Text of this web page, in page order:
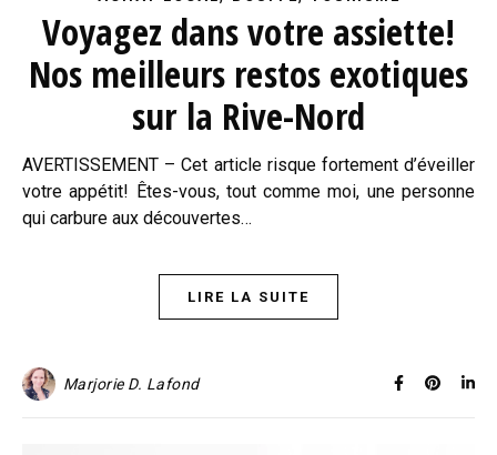
Voyagez dans votre assiette!
Nos meilleurs restos exotiques
sur la Rive-Nord
AVERTISSEMENT – Cet article risque fortement d’éveiller
votre appétit! Êtes-vous, tout comme moi, une personne
qui carbure aux découvertes…
LIRE LA SUITE
Marjorie D. Lafond